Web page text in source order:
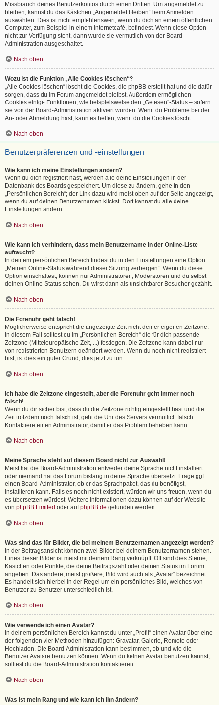
Missbrauch deines Benutzerkontos durch einen Dritten. Um angemeldet zu
bleiben, kannst du das Kästchen „Angemeldet bleiben“ beim Anmelden
auswählen. Dies ist nicht empfehlenswert, wenn du dich an einem öffentlichen
Computer, zum Beispiel in einem Internetcafé, befindest. Wenn diese Option
nicht zur Verfügung steht, dann wurde sie vermutlich von der Board-
Administration ausgeschaltet.
Nach oben
Wozu ist die Funktion „Alle Cookies löschen“?
„Alle Cookies löschen“ löscht die Cookies, die phpBB erstellt hat und die dafür
sorgen, dass du im Forum angemeldet bleibst. Außerdem ermöglichen
Cookies einige Funktionen, wie beispielsweise den „Gelesen“-Status – sofern
sie von der Board-Administration aktiviert wurden. Wenn du Probleme bei der
An- oder Abmeldung hast, kann es helfen, wenn du die Cookies löscht.
Nach oben
Benutzerpräferenzen und -einstellungen
Wie kann ich meine Einstellungen ändern?
Wenn du dich registriert hast, werden alle deine Einstellungen in der
Datenbank des Boards gespeichert. Um diese zu ändern, gehe in den
„Persönlichen Bereich“; der Link dazu wird meist oben auf der Seite angezeigt,
wenn du auf deinen Benutzernamen klickst. Dort kannst du alle deine
Einstellungen ändern.
Nach oben
Wie kann ich verhindern, dass mein Benutzername in der Online-Liste
auftaucht?
In deinem persönlichen Bereich findest du in den Einstellungen eine Option
„Meinen Online-Status während dieser Sitzung verbergen“. Wenn du diese
Option einschaltest, können nur Administratoren, Moderatoren und du selbst
deinen Online-Status sehen. Du wirst dann als unsichtbarer Besucher gezählt.
Nach oben
Die Forenuhr geht falsch!
Möglicherweise entspricht die angezeigte Zeit nicht deiner eigenen Zeitzone.
In diesem Fall solltest du im „Persönlichen Bereich“ die für dich passende
Zeitzone (Mitteleuropäische Zeit, ...) festlegen. Die Zeitzone kann dabei nur
von registrierten Benutzern geändert werden. Wenn du noch nicht registriert
bist, ist dies ein guter Grund, dies jetzt zu tun.
Nach oben
Ich habe die Zeitzone eingestellt, aber die Forenuhr geht immer noch
falsch!
Wenn du dir sicher bist, dass du die Zeitzone richtig eingestellt hast und die
Zeit trotzdem noch falsch ist, geht die Uhr des Servers vermutlich falsch.
Kontaktiere einen Administrator, damit er das Problem beheben kann.
Nach oben
Meine Sprache steht auf diesem Board nicht zur Auswahl!
Meist hat die Board-Administration entweder deine Sprache nicht installiert
oder niemand hat das Forum bislang in deine Sprache übersetzt. Frage ggf.
einen Board-Administrator, ob er das Sprachpaket, das du benötigst,
installieren kann. Falls es noch nicht existiert, würden wir uns freuen, wenn du
es übersetzen würdest. Weitere Informationen dazu können auf der Website
von phpBB Limited oder aufphpBB.de gefunden werden.
Nach oben
Was sind das für Bilder, die bei meinem Benutzernamen angezeigt werden?
In der Beitragsansicht können zwei Bilder bei deinem Benutzernamen stehen.
Eines dieser Bilder ist meist mit deinem Rang verknüpft: Oft sind dies Sterne,
Kästchen oder Punkte, die deine Beitragszahl oder deinen Status im Forum
angeben. Das andere, meist größere, Bild wird auch als „Avatar“ bezeichnet.
Es handelt sich hierbei in der Regel um ein persönliches Bild, welches von
Benutzer zu Benutzer unterschiedlich ist.
Nach oben
Wie verwende ich einen Avatar?
In deinem persönlichen Bereich kannst du unter „Profil“ einen Avatar über eine
der folgenden vier Methoden hinzufügen: Gravatar, Galerie, Remote oder
Hochladen. Die Board-Administration kann bestimmen, ob und wie die
Benutzer Avatare benutzen können. Wenn du keinen Avatar benutzen kannst,
solltest du die Board-Administration kontaktieren.
Nach oben
Was ist mein Rang und wie kann ich ihn ändern?